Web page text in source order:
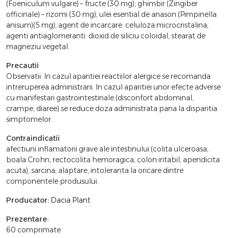
(Foeniculum vulgare) – fructe (30 mg); ghimbir (Zingiber
officinale) – rizomi (30 mg); ulei esential de anason (Pimpinella
anisum)(5 mg); agent de incarcare: celuloza microcristalina;
agenti antiaglomeranti: dioxid de siliciu coloidal, stearat de
magneziu vegetal.
Precautii
Observatii: In cazul aparitiei reactiilor alergice se recomanda
intreruperea administrarii. In cazul aparitiei unor efecte adverse
cu manifestari gastrointestinale (disconfort abdominal,
crampe, diaree) se reduce doza administrata pana la disparitia
simptomelor.
Contraindicatii
afectiuni inflamatorii grave ale intestinului (colita ulceroasa,
boala Crohn, rectocolita hemoragica, colon iritabil, apendicita
acuta), sarcina, alaptare, intoleranta la oricare dintre
componentele produsului.
Producator: Dacia Plant
Prezentare:
60 comprimate